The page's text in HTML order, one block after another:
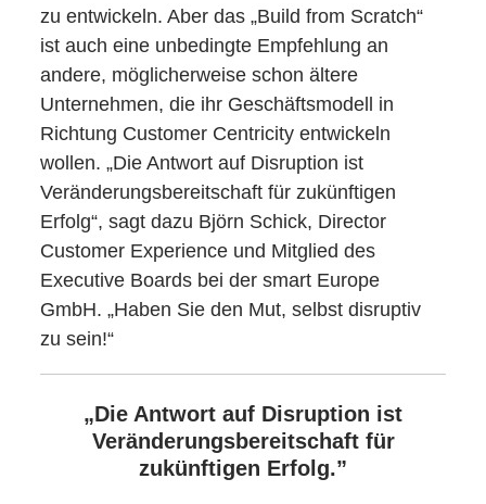
zu entwickeln. Aber das „Build from Scratch“
ist auch eine unbedingte Empfehlung an
andere, möglicherweise schon ältere
Unternehmen, die ihr Geschäftsmodell in
Richtung Customer Centricity entwickeln
wollen. „Die Antwort auf Disruption ist
Veränderungsbereitschaft für zukünftigen
Erfolg“, sagt dazu Björn Schick, Director
Customer Experience und Mitglied des
Executive Boards bei der smart Europe
GmbH. „Haben Sie den Mut, selbst disruptiv
zu sein!“
„Die Antwort auf Disruption ist
Veränderungsbereitschaft für
zukünftigen Erfolg.”